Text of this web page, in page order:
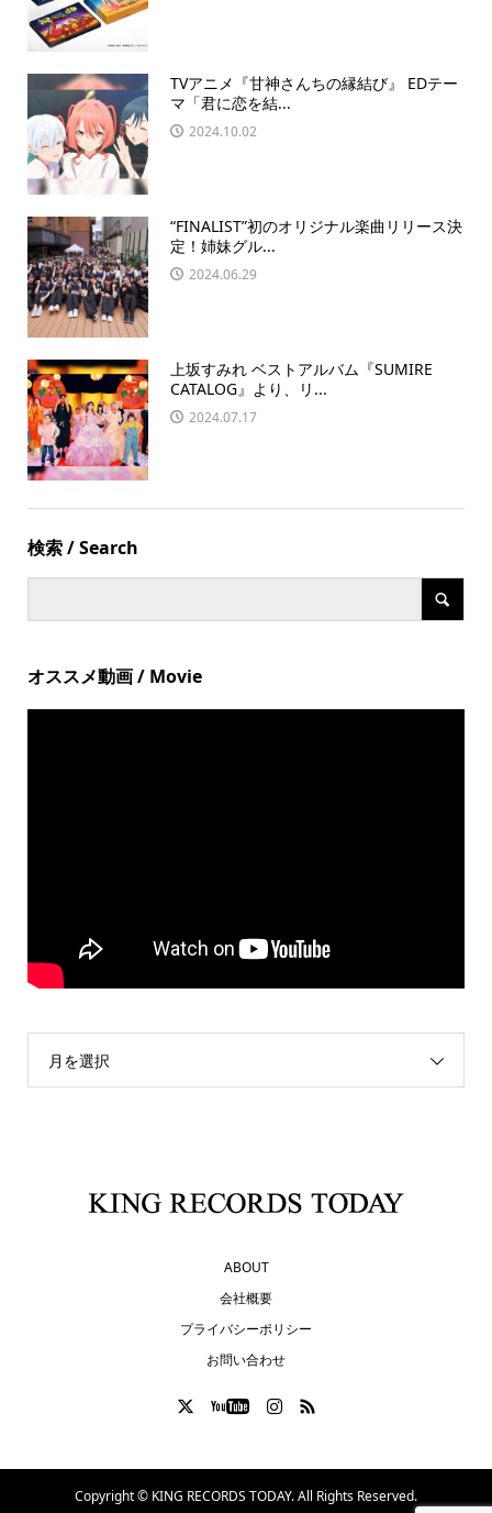
TVアニメ『甘神さんちの縁結び』 EDテー
マ「君に恋を結...
2024.10.02
“FINALIST”初のオリジナル楽曲リリース決
定！姉妹グル...
2024.06.29
上坂すみれ ベストアルバム『SUMIRE
CATALOG』より、リ...
2024.07.17
検索 / Search
オススメ動画 / Movie
月を選択
ABOUT
会社概要
プライバシーポリシー
お問い合わせ
Copyright © KING RECORDS TODAY. All Rights Reserved.